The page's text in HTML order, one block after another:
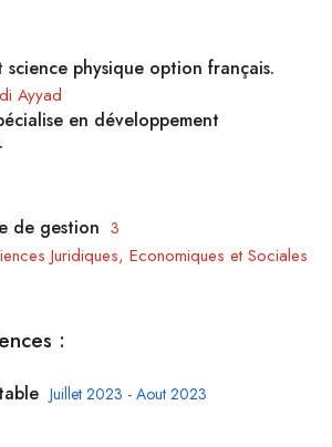
science physique option français.
Ayyad
en développement
de gestion 3
Juridiques, Economiques et Sociales
:
Juillet 2023 - Aout 2023